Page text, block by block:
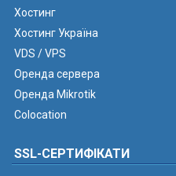
Хостинг
Хостинг Україна
VDS / VPS
Оренда сервера
Оренда Mikrotik
Colocation
SSL-СЕРТИФІКАТИ